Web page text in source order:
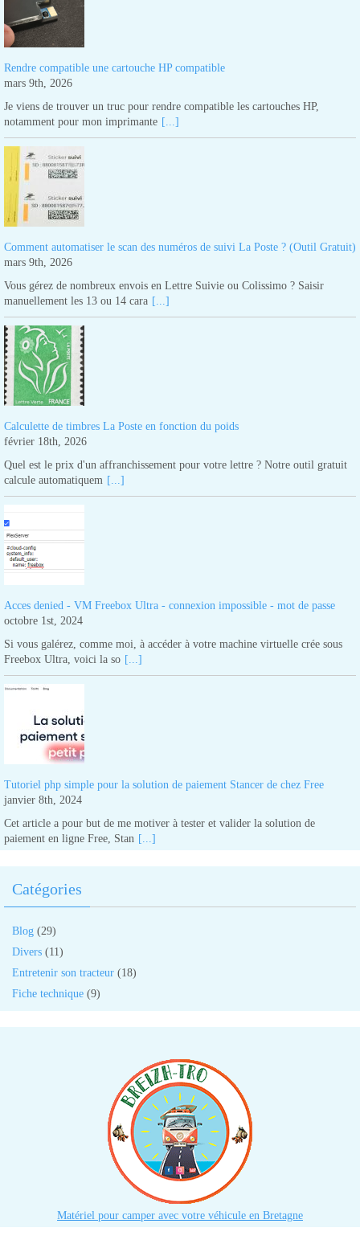
Rendre compatible une cartouche HP compatible
mars 9th, 2026
Je viens de trouver un truc pour rendre compatible les cartouches HP,
notamment pour mon imprimante [...]
Comment automatiser le scan des numéros de suivi La Poste ? (Outil Gratuit)
mars 9th, 2026
Vous gérez de nombreux envois en Lettre Suivie ou Colissimo ? Saisir
manuellement les 13 ou 14 cara [...]
Calculette de timbres La Poste en fonction du poids
février 18th, 2026
Quel est le prix d'un affranchissement pour votre lettre ? Notre outil gratuit
calcule automatiquem [...]
Acces denied - VM Freebox Ultra - connexion impossible - mot de passe
octobre 1st, 2024
Si vous galérez, comme moi, à accéder à votre machine virtuelle crée sous
Freebox Ultra, voici la so [...]
Tutoriel php simple pour la solution de paiement Stancer de chez Free
janvier 8th, 2024
Cet article a pour but de me motiver à tester et valider la solution de
paiement en ligne Free, Stan [...]
Catégories
Blog (29)
Divers (11)
Entretenir son tracteur (18)
Fiche technique (9)
Matériel pour camper avec votre véhicule en Bretagne